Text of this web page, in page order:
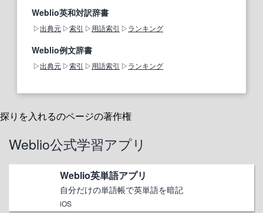
Weblio英和対訳辞書
出典元 索引 用語索引 ランキング
Weblio例文辞書
出典元 索引 用語索引 ランキング
探りを入れるのページの著作権
Weblio公式学習アプリ
Weblio英単語アプリ
自分だけの単語帳で英単語を暗記
iOS